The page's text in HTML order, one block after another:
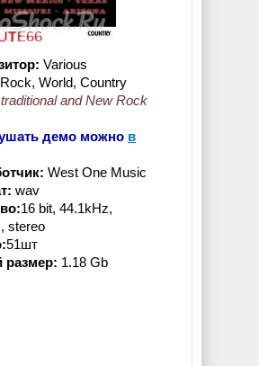
Various
Rock, World, Country
and New Rock
демо можно в
West One Music
wav
16 bit, 44.1kHz,
stereo
51шт
1.18 Gb